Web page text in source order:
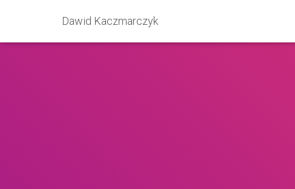
Dawid Kaczmarczyk